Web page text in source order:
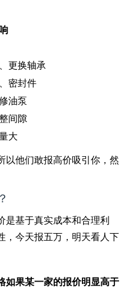
更换轴承
密封件
油泵
间隙
大
以他们敢报高价吸引你，然
是基于真实成本和合理利
，今天报五万，明天看人下
如果某一家的报价明显高于